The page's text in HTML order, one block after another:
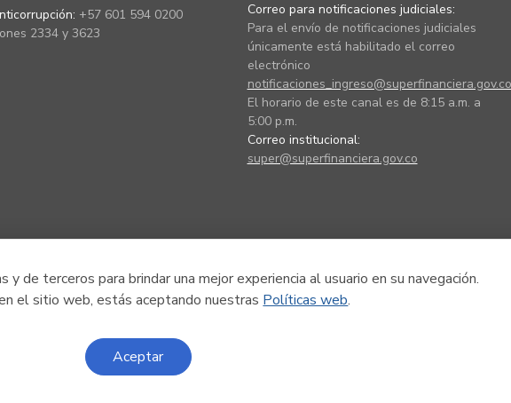
y de terceros para brindar una mejor experiencia al usuario en su navegación.
el sitio web, estás aceptando nuestras Políticas web.
Aceptar
+57 601 594 0200
2334 y 3623
Correo para notificaciones judiciales:
Para el envío de notificaciones judiciales
únicamente está habilitado el correo
electrónico
notificaciones_ingreso@superfinanciera.gov.co
El horario de este canal es de 8:15 a.m. a
5:00 p.m.
Correo institucional:
super@superfinanciera.gov.co